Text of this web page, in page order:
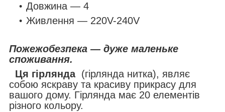
Довжина — 4
Живлення — 220V-240V
Пожежобезпека — дуже маленьке
споживання.
Ця гірлянда (гірлянда нитка), являє
собою яскраву та красиву прикрасу для
вашого дому. Гірлянда має 20 елементів
різного кольору.